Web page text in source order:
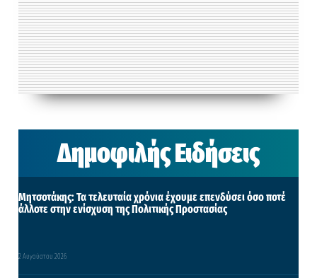
Δημοφιλής Ειδήσεις
Μητσοτάκης: Τα τελευταία χρόνια έχουμε επενδύσει όσο ποτέ
άλλοτε στην ενίσχυση της Πολιτικής Προστασίας
2 Αυγούστου 2026